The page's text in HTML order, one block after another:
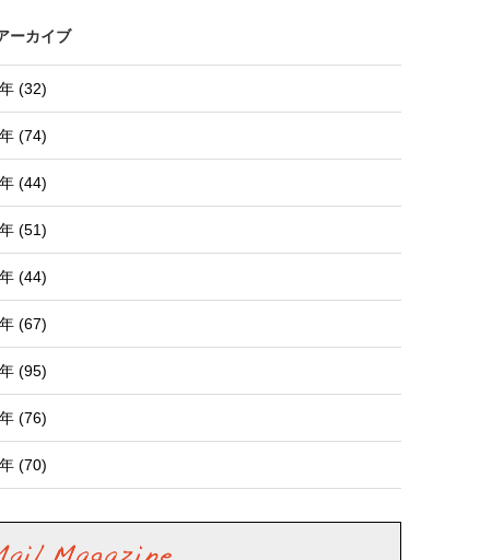
ーカイブ
(32)
(74)
(44)
(51)
(44)
(67)
(95)
(76)
(70)